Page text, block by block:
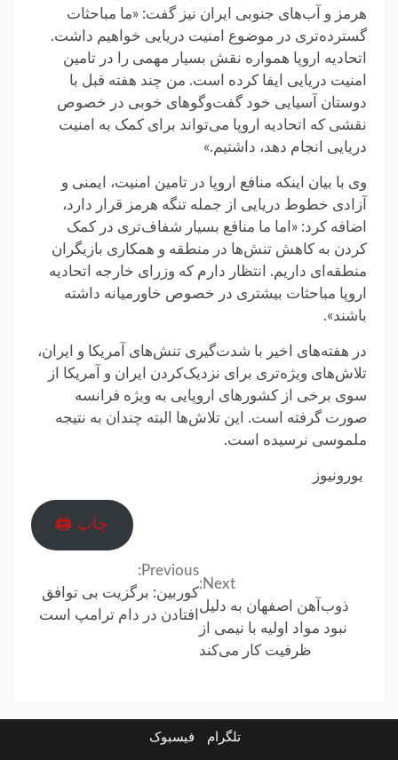
هرمز و آب‌های جنوبی ایران نیز گفت: «ما مباحثات
گسترده‌تری در موضوع امنیت دریایی خواهیم داشت.
اتحادیه اروپا همواره نقش بسیار مهمی را در تامین
امنیت دریایی ایفا کرده است. من چند هفته قبل با
دوستان آسیایی خود گفت‌وگوهای خوبی در خصوص
نقشی که اتحادیه اروپا می‌تواند برای کمک به امنیت
دریایی انجام دهد، داشتیم.»
وی با بیان اینکه منافع اروپا در تامین امنیت، ایمنی و
آزادی خطوط دریایی از جمله تنگه هرمز قرار دارد،
اضافه کرد: «اما ما منافع بسیار شفاف‌تری در کمک
کردن به کاهش تنش‌ها در منطقه و همکاری بازیگران
منطقه‌ای داریم. انتظار دارم که وزرای خارجه اتحادیه
اروپا مباحثات بیشتری در خصوص خاورمیانه داشته
باشند».
در هفته‌های اخیر با شدت‌گیری تنش‌های آمریکا و ایران،
تلاش‌های ویژه‌تری برای نزدیک‌کردن ایران و آمریکا از
سوی برخی از کشورهای اروپایی به ویژه فرانسه
صورت گرفته است. این تلاش‌ها البته چندان به نتیجه
ملموسی نرسیده است.
یورونیوز
چاپ 🖨
Reading
Previous:
کوربین: برگزیت بی توافق
افتادن در دام ترامپ است
Next:
ذوب‌آهن اصفهان به دلیل
نبود مواد اولیه با نیمی از
ظرفیت کار می‌کند
تلگرام فیسبوک